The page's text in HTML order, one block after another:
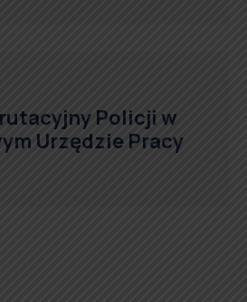
Policji w
Urzędzie Pracy